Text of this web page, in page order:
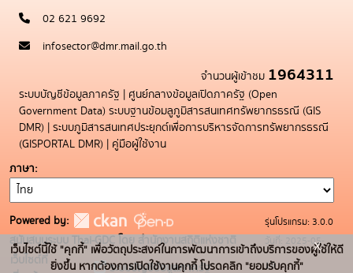
02 621 9692
infosector@dmr.mail.go.th
จำนวนผู้เข้าชม 1964311
ระบบบัญชีข้อมูลภาครัฐ | ศูนย์กลางข้อมูลเปิดภาครัฐ (Open
Government Data) ระบบฐานข้อมลูภูมิสารสนเทศทรัพยากรธรณี (GIS
DMR) | ระบบภูมิสารสนเทศประยุกต์เพื่อการบริหารจัดการทรัพยากรธรณี
(GISPORTAL DMR) | คู่มือผู้ใช้งาน
ภาษา
Powered by:
สนับสนุนระบบ Thai-GDC โดย สำนักงานสถิติแห่งชาติ
เว็บไซต์ที่
ระบบบัญชีข้อมูลภาครัฐ
รุ่นโปรแกรม: 3.0.0
วันที่: 2025-05-
19
เว็บไซต์นี้ใช้ "คุกกี้" เพื่อวัตถุประสงค์ในการพัฒนาการเข้าถึงบริการของผู้ใช้ให้ดี
ยิ่งขึ้น หากต้องการเปิดใช้งานคุกกี้ โปรดคลิก "ยอมรับคุกกี้"
x